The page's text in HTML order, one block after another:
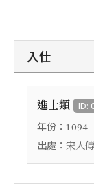
入仕
進士類 ID:
年份： 1094
出處： 宋人